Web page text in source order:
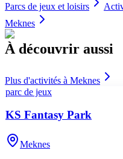
Parcs de jeux et loisirs
Meknes
À découvrir aussi
Plus d'activités à Meknes
parc de jeux
KS Fantasy Park
Meknes